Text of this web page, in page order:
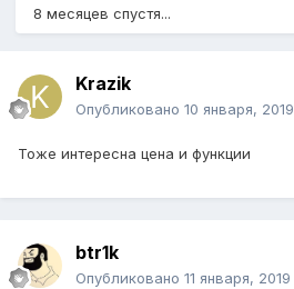
8 месяцев спустя...
Krazik
Опубликовано 10 января, 2019
Тоже интересна цена и функции
btr1k
Опубликовано 11 января, 2019